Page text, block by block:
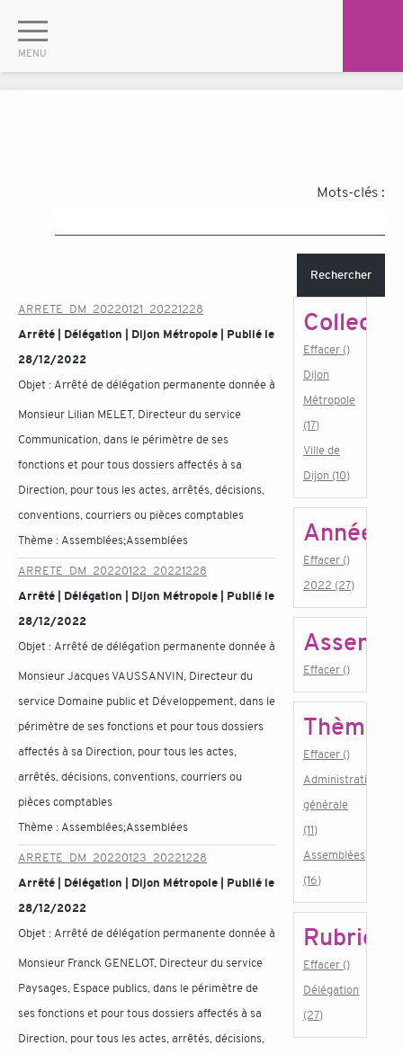
Mots-clés :
Rechercher
ARRETE_DM_20220121_20221228
Arrêté | Délégation | Dijon Métropole | Publié le
28/12/2022
Objet : Arrêté de délégation permanente donnée à
Monsieur Lilian MELET, Directeur du service
Communication, dans le périmètre de ses
fonctions et pour tous dossiers affectés à sa
Direction, pour tous les actes, arrêtés, décisions,
conventions, courriers ou pièces comptables
Thème : Assemblées;Assemblées
ARRETE_DM_20220122_20221228
Arrêté | Délégation | Dijon Métropole | Publié le
28/12/2022
Objet : Arrêté de délégation permanente donnée à
Monsieur Jacques VAUSSANVIN, Directeur du
service Domaine public et Développement, dans le
périmètre de ses fonctions et pour tous dossiers
affectés à sa Direction, pour tous les actes,
arrêtés, décisions, conventions, courriers ou
pièces comptables
Thème : Assemblées;Assemblées
ARRETE_DM_20220123_20221228
Arrêté | Délégation | Dijon Métropole | Publié le
28/12/2022
Objet : Arrêté de délégation permanente donnée à
Monsieur Franck GENELOT, Directeur du service
Paysages, Espace publics, dans le périmètre de
ses fonctions et pour tous dossiers affectés à sa
Direction, pour tous les actes, arrêtés, décisions,
Effacer ()
Dijon
Métropole
(17)
Ville de
Dijon (10)
Année
Effacer ()
2022 (27)
Effacer ()
Thème
Effacer ()
Administration
générale
(11)
Assemblées
(16)
Rubrique
Effacer ()
Délégation
(27)